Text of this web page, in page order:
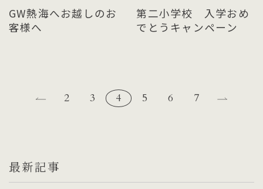
GW熱海へお越しのお
客様へ
第二小学校 入学おめ
でとうキャンペーン
2 3 4 5 6 7
最新記事